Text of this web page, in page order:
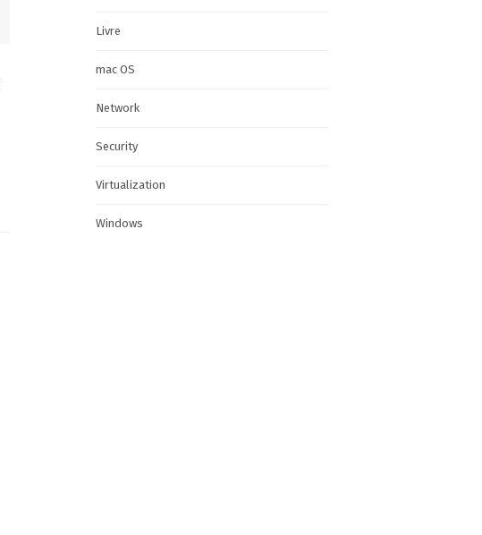
Livre
mac OS
Network
Security
Virtualization
Windows